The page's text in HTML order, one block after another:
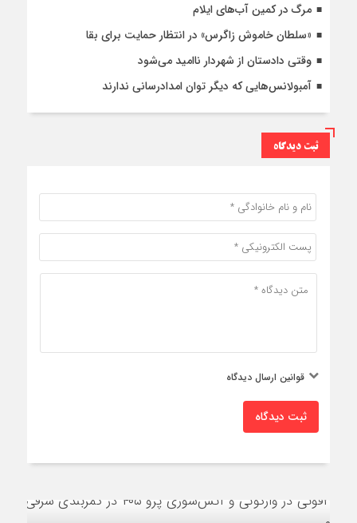
مرگ در کمین آب‌های ایلام
«سلطان خاموش زاگرس» در انتظار حمایت برای بقا
وقتی دادستان از شهردار ناامید می‌شود
آمبولانس‌هایی که دیگر توان امدادرسانی ندارند
ثبت دیدگاه
قوانین ارسال دیدگاه
ثبت دیدگاه